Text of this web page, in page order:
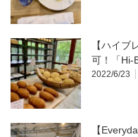
【ハイブ
可！「Hi-
2022/6/23
【